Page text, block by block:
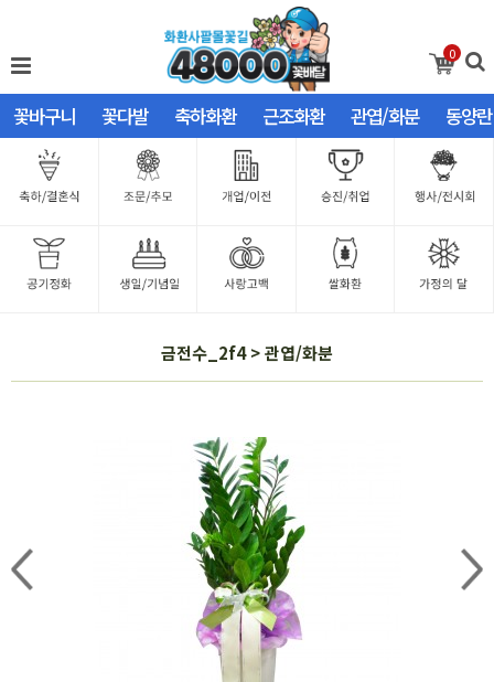
0
꽃바구니 꽃다발 축하화환 근조화환 관엽/화분 동양란
금전수_2f4 > 관엽/화분